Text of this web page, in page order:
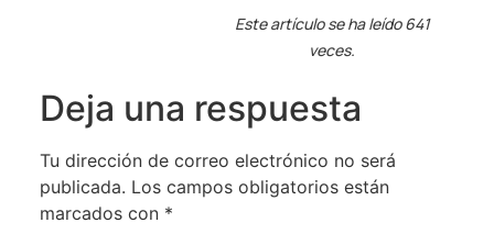
Este artículo se ha leído 641
veces.
Deja una respuesta
Tu dirección de correo electrónico no será
publicada. Los campos obligatorios están
marcados con *